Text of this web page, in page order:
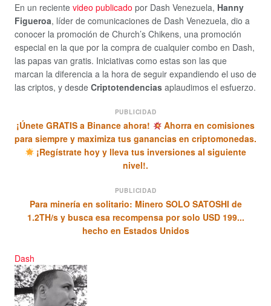
En un reciente video publicado por Dash Venezuela, Hanny
Figueroa, líder de comunicaciones de Dash Venezuela, dio a
conocer la promoción de Church’s Chikens, una promoción
especial en la que por la compra de cualquier combo en Dash,
las papas van gratis. Iniciativas como estas son las que
marcan la diferencia a la hora de seguir expandiendo el uso de
las criptos, y desde Criptotendencias aplaudimos el esfuerzo.
PUBLICIDAD
¡Únete GRATIS a Binance ahora!
Ahorra en comisiones
para siempre y maximiza tus ganancias en criptomonedas.
¡Regístrate hoy y lleva tus inversiones al siguiente
nivel!.
PUBLICIDAD
Para minería en solitario: Minero SOLO SATOSHI de
1.2TH/s y busca esa recompensa por solo USD 199...
hecho en Estados Unidos
Dash